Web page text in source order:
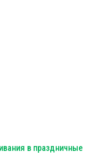
в праздничные